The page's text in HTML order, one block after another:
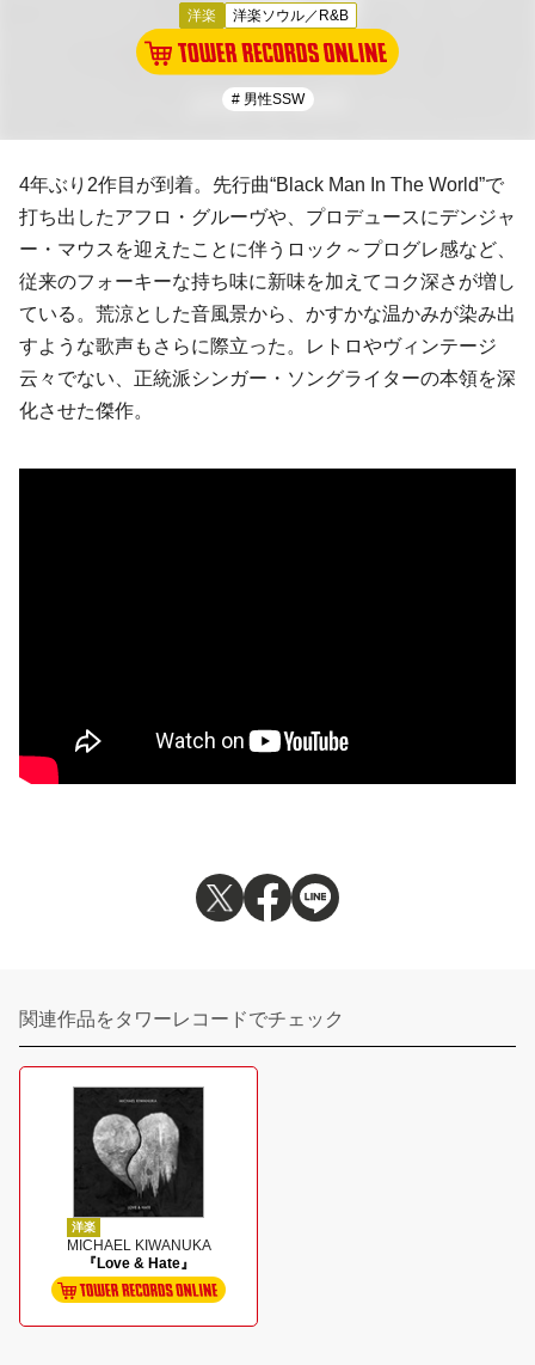
洋楽
洋楽ソウル／R&B
# 男性SSW
4年ぶり2作目が到着。先行曲“Black Man In The World”で
打ち出したアフロ・グルーヴや、プロデュースにデンジャ
ー・マウス を迎えたことに伴うロック～ プログレ感など、
従来のフォーキーな持ち味に新味を加えてコク深さが増し
ている。荒涼とした音風景から、かすかな温かみが染み出
すような歌声もさらに際立った。レトロやヴィンテージ
云々でない、正統派シンガー・ソングライターの本領を深
化させた傑作。
関連作品をタワーレコードでチェック
洋楽
MICHAEL KIWANUKA
『Love & Hate』